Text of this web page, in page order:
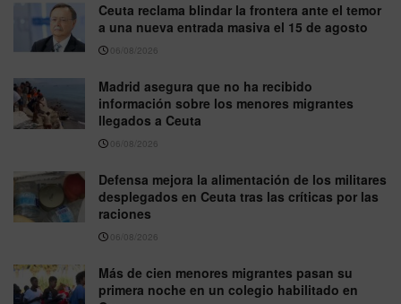
Ceuta reclama blindar la frontera ante el temor
a una nueva entrada masiva el 15 de agosto
06/08/2026
Madrid asegura que no ha recibido
información sobre los menores migrantes
llegados a Ceuta
06/08/2026
Defensa mejora la alimentación de los militares
desplegados en Ceuta tras las críticas por las
raciones
06/08/2026
Más de cien menores migrantes pasan su
primera noche en un colegio habilitado en